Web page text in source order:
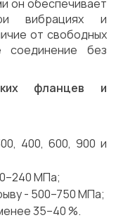
он обеспечивает
вибрациях и
от свободных
без
фланцев и
400, 600, 900 и
МПа;
- 500–750 МПа;
35–40 %.